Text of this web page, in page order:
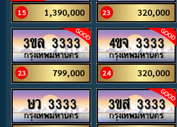
15
1,390,000 23 320,000
3ขล 3333
23 799,000
4ขจ 3333
24 320,000
ษว 3333 3ขส 3333